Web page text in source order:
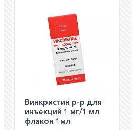
Винкристин р-р для
инъекций 1 мг/1 мл
флакон 1мл